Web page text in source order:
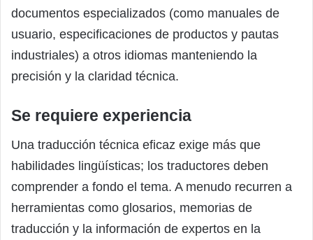
documentos especializados (como manuales de
usuario, especificaciones de productos y pautas
industriales) a otros idiomas manteniendo la
precisión y la claridad técnica.
Se requiere experiencia
Una traducción técnica eficaz exige más que
habilidades lingüísticas; los traductores deben
comprender a fondo el tema. A menudo recurren a
herramientas como glosarios, memorias de
traducción y la información de expertos en la